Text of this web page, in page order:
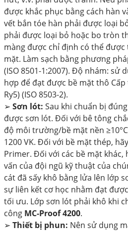
được khắc phục bằng cách hàn
vết bắn tóe hàn phải được loại
phải được loại bỏ hoặc bo tròn
màng được chỉ định có thể
mặt. Làm sạch bằng phương
(ISO 8501-1:2007). Độ nhám: sử
hợp để đạt được bề mặt thô
Ry5) (ISO 8503-2).
➢ Sơn lót: Sau khi chuẩn bị
được sơn lót. Đối với bê tông
độ môi trường/bề mặt nền
1200 VK. Đối với bề mặt thép,
Primer. Đối với các bề mặt
vấn của đội ngũ kỹ thuật của
cát đã sấy khô bằng lửa lên lớp
sự liên kết cơ học nhằm đạt
tối ưu. Lớp sơn lót phải khô khi
công MC-Proof 4200.
➢ Thiết bị phun: Nên sử dụng